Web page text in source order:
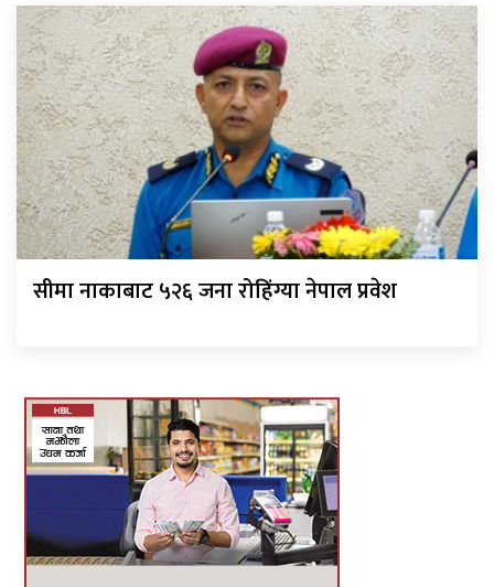
सीमा नाकाबाट ५२६ जना रोहिंग्या नेपाल प्रवेश